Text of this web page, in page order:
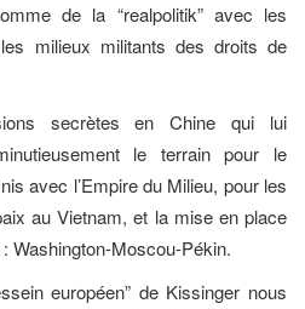
de la “realpolitik” avec les
milieux militants des droits de
secrètes en Chine qui lui
le terrain pour le
avec l’Empire du Milieu, pour les
au Vietnam, et la mise en place
Washington-Moscou-Pékin.
européen” de Kissinger nous